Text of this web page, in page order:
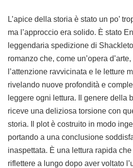
L’apice della storia è stato un po’
ma l’approccio era solido. È stato
leggendaria spedizione di
romanzo che, come un’opera
l’attenzione ravvicinata e le letture
rivelando nuove profondità e
leggere ogni lettura. Il genere della
riceve una deliziosa torsione con
storia. Il plot è costruito in modo
portando a una conclusione
inaspettata. È una lettura rapida
riflettere a lungo dopo aver voltato